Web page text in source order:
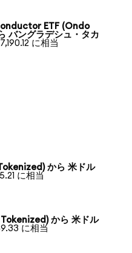
ETF (Ondo
バングラデシュ・タカ
に相当
から 米ドル
に相当
から 米ドル
に相当